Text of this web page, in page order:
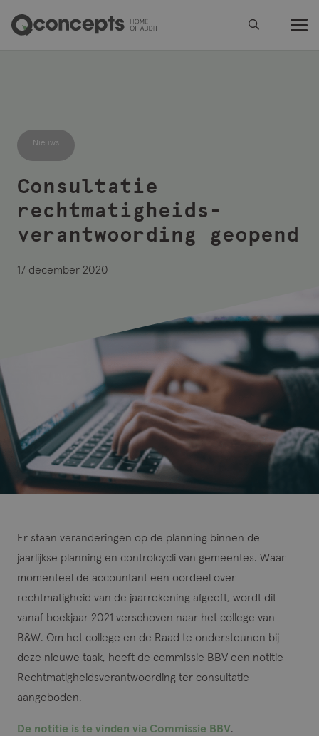
Nieuws
Consultatie
rechtmatigheids-
verantwoording geopend
17 december 2020
Er staan veranderingen op de planning binnen de
jaarlijkse planning en controlcycli van gemeentes. Waar
momenteel de accountant een oordeel over
rechtmatigheid van de jaarrekening afgeeft, wordt dit
vanaf boekjaar 2021 verschoven naar het college van
B&W. Om het college en de Raad te ondersteunen bij
deze nieuwe taak, heeft de commissie BBV een notitie
Rechtmatigheidsverantwoording ter consultatie
aangeboden.
De notitie is te vinden via Commissie BBV.